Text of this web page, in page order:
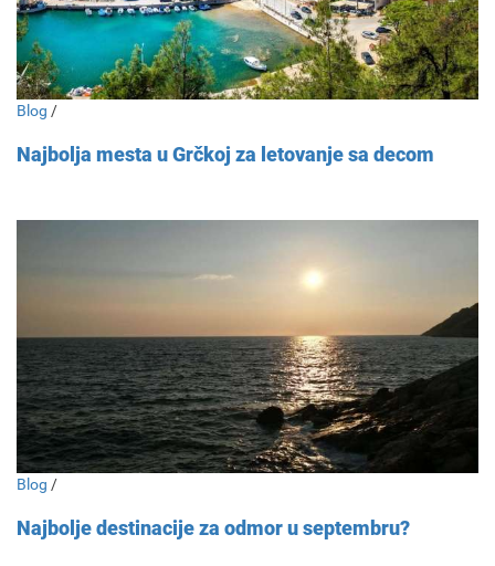
Blog /
Najbolja mesta u Grčkoj za letovanje sa decom
Blog /
Najbolje destinacije za odmor u septembru?